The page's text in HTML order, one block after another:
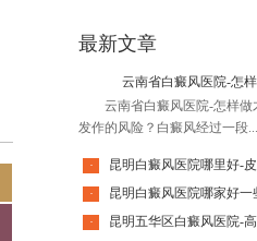
最新文章
云南省白癜风医院-怎
云南省白癜风医院-怎样
发作的风险？白癜风经过一段...
· 昆明白癜风医院哪里好-
·
昆明白癜风医院哪家好
·
昆明五华区白癜风医院-